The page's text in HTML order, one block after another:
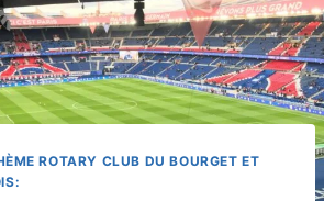
ROTARY CLUB DU BOURGET ET